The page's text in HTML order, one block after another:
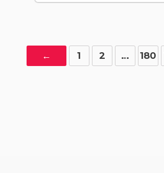
← 1 2 … 180